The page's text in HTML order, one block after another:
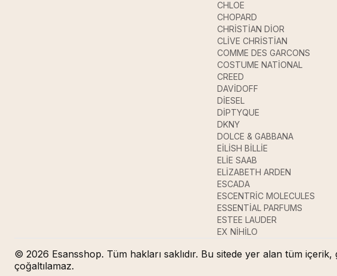
CHLOE
CHOPARD
CHRİSTİAN DİOR
CLİVE CHRİSTİAN
COMME DES GARCONS
COSTUME NATİONAL
CREED
DAVİDOFF
DİESEL
DİPTYQUE
DKNY
DOLCE & GABBANA
EİLİSH BİLLİE
ELİE SAAB
ELİZABETH ARDEN
ESCADA
ESCENTRİC MOLECULES
ESSENTİAL PARFUMS
ESTEE LAUDER
EX NİHİLO
© 2026 Esansshop. Tüm hakları saklıdır. Bu sitede yer alan tüm
çoğaltılamaz.